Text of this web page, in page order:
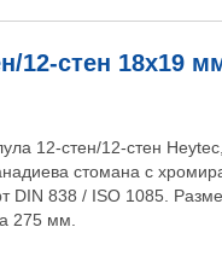
12-стен 18x19
12-стен/12-стен
стомана с
DIN 838 / ISO 1085.
275 мм.